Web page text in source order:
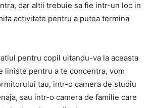
dar altii trebuie sa fie intr-un loc in
activitate pentru a putea termina
pentru copil uitandu-va la aceasta
liniste pentru a te concentra, vom
tau, intr-o camera de studiu
sau intr-o camera de familie care